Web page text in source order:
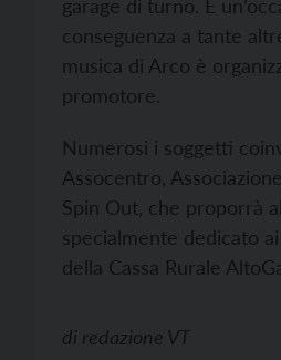
garage di turno. È
conseguenza a tante
musica di Arco è
promotore.
Numerosi i soggetti
Assocentro,
Spin Out, che proporrà
specialmente dedicato
della Cassa Rurale
di redazione VT